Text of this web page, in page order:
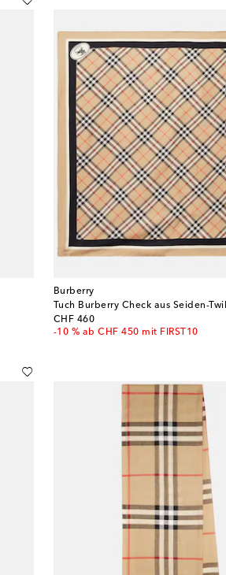
Burberry
Tuch Burberry Check aus Seiden-Twill
CHF 460
original price
-10 % ab CHF 450 mit FIRST10